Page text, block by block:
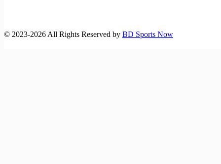
©️ 2023-2026 All Rights Reserved by BD Sports Now